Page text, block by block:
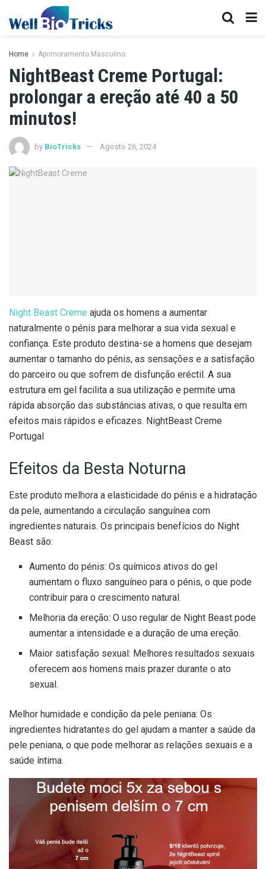
Home Aprimoramento Masculino
NightBeast Creme Portugal:
prolongar a ereção até 40 a 50
minutos!
by BioTricks Agosto 26, 2024
Night Beast Creme ajuda os homens a aumentar
naturalmente o pénis para melhorar a sua vida sexual e
confiança. Este produto destina-se a homens que desejam
aumentar o tamanho do pénis, as sensações e a satisfação
do parceiro ou que sofrem de disfunção eréctil. A sua
estrutura em gel facilita a sua utilização e permite uma
rápida absorção das substâncias ativas, o que resulta em
efeitos mais rápidos e eficazes. NightBeast Creme
Portugal
Efeitos da Besta Noturna
Este produto melhora a elasticidade do pénis e a hidratação
da pele, aumentando a circulação sanguínea com
ingredientes naturais. Os principais benefícios do Night
Beast são:
Aumento do pénis: Os químicos ativos do gel
aumentam o fluxo sanguíneo para o pénis, o que pode
contribuir para o crescimento natural.
Melhoria da ereção: O uso regular de Night Beast pode
aumentar a intensidade e a duração de uma ereção.
Maior satisfação sexual: Melhores resultados sexuais
oferecem aos homens mais prazer durante o ato
sexual.
Melhor humidade e condição da pele peniana: Os
ingredientes hidratantes do gel ajudam a manter a saúde da
pele peniana, o que pode melhorar as relações sexuais e a
saúde íntima.